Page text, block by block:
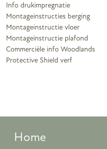
Info drukimpregnatie
Montageinstructies berging
Montageinstructie vloer
Montageinstructie plafond
Commerciële info Woodlands
Protective Shield verf
Home